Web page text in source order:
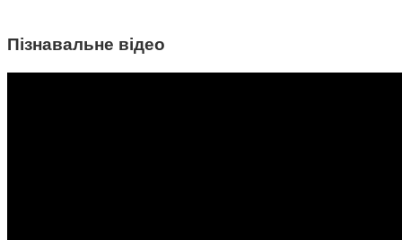
Пізнавальне відео